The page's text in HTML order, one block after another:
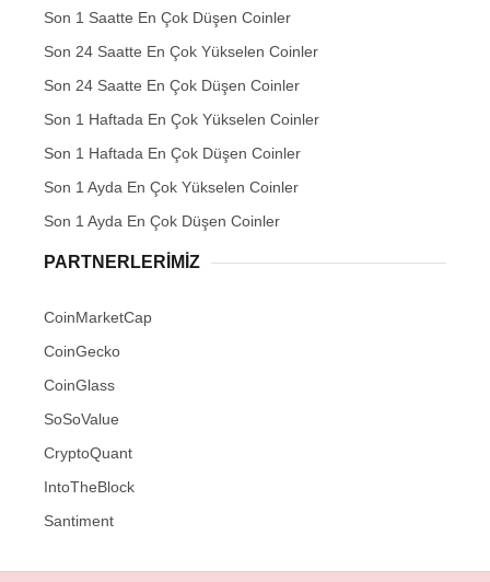
Son 1 Saatte En Çok Düşen Coinler
Son 24 Saatte En Çok Yükselen Coinler
Son 24 Saatte En Çok Düşen Coinler
Son 1 Haftada En Çok Yükselen Coinler
Son 1 Haftada En Çok Düşen Coinler
Son 1 Ayda En Çok Yükselen Coinler
Son 1 Ayda En Çok Düşen Coinler
PARTNERLERIMIZ
CoinMarketCap
CoinGecko
CoinGlass
SoSoValue
CryptoQuant
IntoTheBlock
Santiment